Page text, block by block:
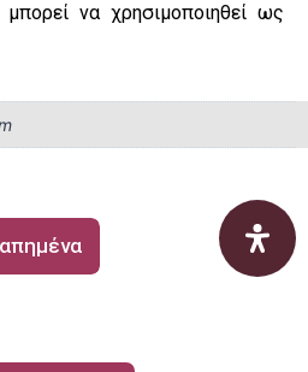
να χρησιμοποιηθεί ως